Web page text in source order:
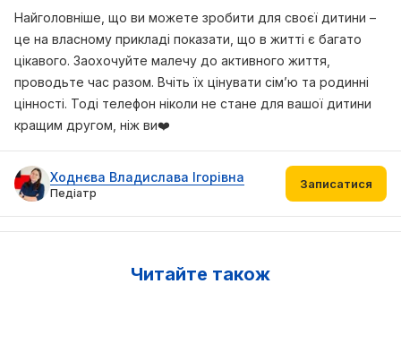
Найголовніше, що ви можете зробити для своєї дитини –
це на власному прикладі показати, що в житті є багато
цікавого. Заохочуйте малечу до активного життя,
проводьте час разом. Вчіть їх цінувати сім’ю та родинні
цінності. Тоді телефон ніколи не стане для вашої дитини
кращим другом, ніж ви❤️
Ходнєва Владислава Ігорівна
Педіатр
Записатися
Читайте також